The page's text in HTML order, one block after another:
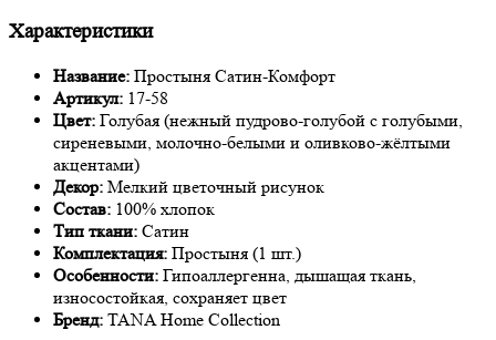
Характеристики
Название: Простыня Сатин-Комфорт
Артикул: 17-58
Цвет: Голубая (нежный пудрово-голубой с голубыми,
сиреневыми, молочно-белыми и оливково-жёлтыми
акцентами)
Декор: Мелкий цветочный рисунок
Состав: 100% хлопок
Тип ткани: Сатин
Комплектация: Простыня (1 шт.)
Особенности: Гипоаллергенна, дышащая ткань,
износостойкая, сохраняет цвет
Бренд: TANA Home Collection